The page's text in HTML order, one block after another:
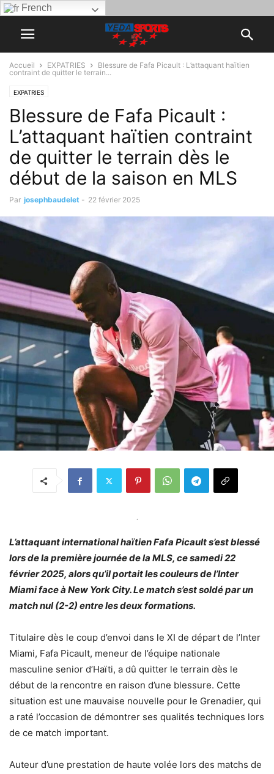
French
Accueil EXPATRIES
Blessure de Fafa Picault : L’attaquant haïtien
contraint de quitter le terrain...
EXPATRIES
Blessure de Fafa Picault :
L’attaquant haïtien contraint
de quitter le terrain dès le
début de la saison en MLS
Par josephbaudelet - 22 février 2025
L’attaquant international haïtien Fafa Picault s’est blessé
lors de la première journée de la MLS, ce samedi 22
février 2025, alors qu’il portait les couleurs de l’Inter
Miami face à New York City. Le match s’est soldé par un
match nul (2-2) entre les deux formations.
Titulaire dès le coup d’envoi dans le XI de départ de l’Inter
Miami, Fafa Picault, meneur de l’équipe nationale
masculine senior d’Haïti, a dû quitter le terrain dès le
début de la rencontre en raison d’une blessure. Cette
situation est une mauvaise nouvelle pour le Grenadier, qui
a raté l’occasion de démontrer ses qualités techniques lors
de ce match important.
Auteur d’une prestation de haute volée lors des matchs de